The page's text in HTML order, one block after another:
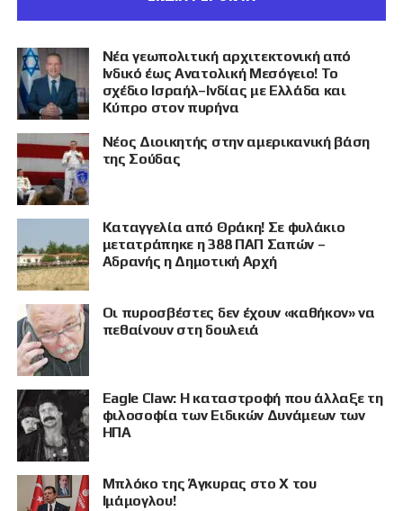
Νέα γεωπολιτική αρχιτεκτονική από
Ινδικό έως Ανατολική Μεσόγειο! Το
σχέδιο Ισραήλ–Ινδίας με Ελλάδα και
Κύπρο στον πυρήνα
Νέος Διοικητής στην αμερικανική βάση
της Σούδας
Καταγγελία από Θράκη! Σε φυλάκιο
μετατράπηκε η 388 ΠΑΠ Σαπών –
Αδρανής η Δημοτική Αρχή
Οι πυροσβέστες δεν έχουν «καθήκον» να
πεθαίνουν στη δουλειά
Eagle Claw: Η καταστροφή που άλλαξε τη
φιλοσοφία των Ειδικών Δυνάμεων των
ΗΠΑ
Μπλόκο της Άγκυρας στο X του
Ιμάμογλου!